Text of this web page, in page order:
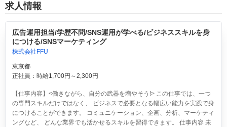
求人情報
広告運用担当/学歴不問/SNS運用が学べる/ビジネススキルを身
につける/SNSマーケティング
株式会社FFU
東京都
正社員：時給1,700円～2,300円
【仕事内容】<働きながら、自分の武器を増やそう!> この仕事では、一つ
の専門スキルだけではなく、 ビジネスで必要となる幅広い能力を実践で身
につけることができます。 コミュニケーション、企画、分析、マーケティ
ングなど、 どんな業界でも活かせるスキルを習得できます。 仕事内容 未